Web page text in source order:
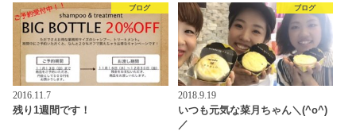
ブログ
2016.11.7
残り1週間です！
ブログ
2018.9.19
いつも元気な菜月ちゃん＼(^o^)
／